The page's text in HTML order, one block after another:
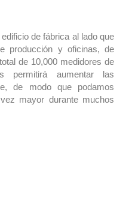
de fábrica al lado que
producción y oficinas, de
de 10,000 medidores de
permitirá aumentar las
de modo que podamos
mayor durante muchos